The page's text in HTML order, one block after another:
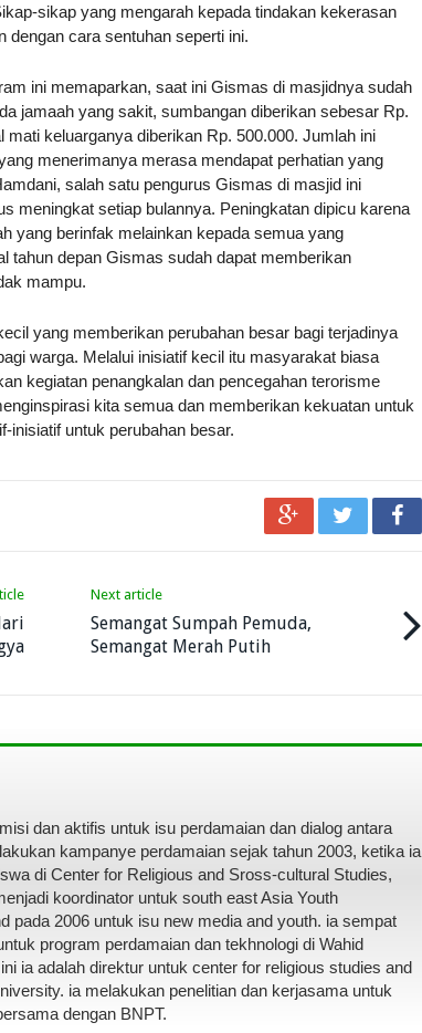
sikap yang mengarah kepada tindakan kekerasan
dengan cara sentuhan seperti ini.
ini memaparkan, saat ini Gismas di masjidnya sudah
jamaah yang sakit, sumbangan diberikan sebesar Rp.
keluarganya diberikan Rp. 500.000. Jumlah ini
menerimanya merasa mendapat perhatian yang
salah satu pengurus Gismas di masjid ini
meningkat setiap bulannya. Peningkatan dipicu karena
yang berinfak melainkan kepada semua yang
tahun depan Gismas sudah dapat memberikan
mampu.
yang memberikan perubahan besar bagi terjadinya
warga. Melalui inisiatif kecil itu masyarakat biasa
kegiatan penangkalan dan pencegahan terorisme
kita semua dan memberikan kekuatan untuk
inisiatif untuk perubahan besar.
Next article
Semangat Sumpah Pemuda,
Semangat Merah Putih
dan aktifis untuk isu perdamaian dan dialog antara
kampanye perdamaian sejak tahun 2003, ketika ia
di Center for Religious and Sross-cultural Studies,
koordinator untuk south east Asia Youth
pada 2006 untuk isu new media and youth. ia sempat
program perdamaian dan tekhnologi di Wahid
ia adalah direktur untuk center for religious studies and
ia melakukan penelitian dan kerjasama untuk
dengan BNPT.